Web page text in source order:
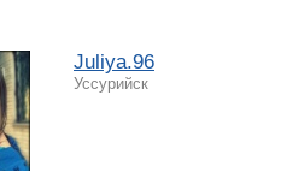
Juliya.96
Уссурийск